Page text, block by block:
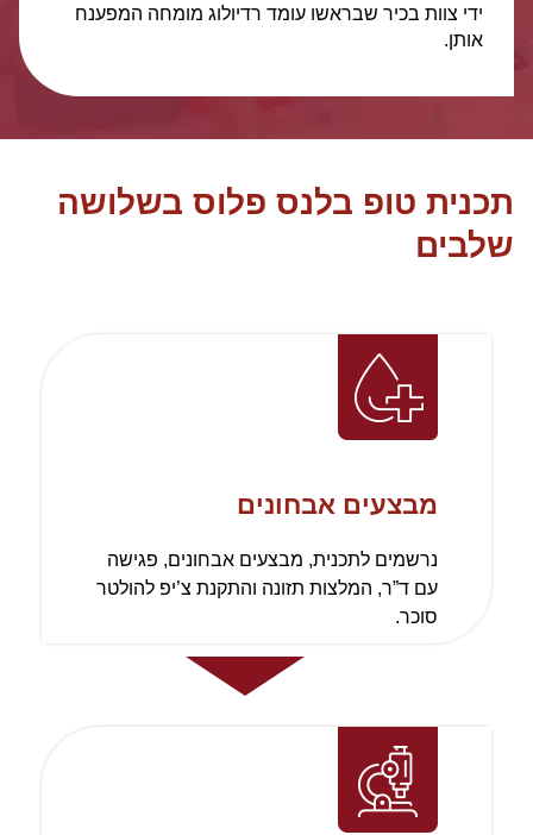
ידי צוות בכיר שבראשו עומד רדיולוג מומחה המפענח
אותן.
תכנית טופ בלנס פלוס בשלושה
שלבים
מבצעים אבחונים
נרשמים לתכנית, מבצעים אבחונים, פגישה
עם ד”ר, המלצות תזונה והתקנת צ’יפ להולטר
סוכר.